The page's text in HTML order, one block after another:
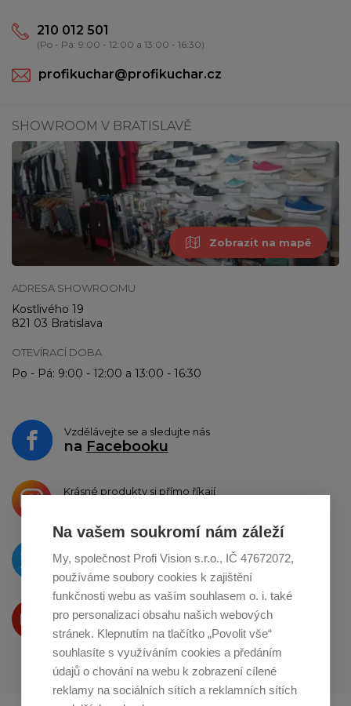
210 012 501
(Po - Pá: 9:00 - 12:00 a 13:00 - 16:30)
profikuchar@profikuchar.cz
SHOWROOM V BRATISLAVĚ
Zobrazit na mapě
ADRESA SHOWROOMU
Kostlivého 19
821 03 Bratislava
OTEVÍRACÍ DOBA
Po - Pá: 9:00 - 12:00 a 13:00 - 16:30
Vzdělávejte se a sledujte nás
na Facebooku
Krásné produkty si přímo říkají
O novinkách píšeme
naTwitteru
Produkty Vám představujeme
na Youtube
Na vašem soukromí nám záleží
My, společnost Profi Vision s.r.o., IČ 47672072,
používáme soubory cookies k zajištění
funkčnosti webu as vaším souhlasem o. i. také
pro personalizaci obsahu našich webových
stránek. Klepnutím na tlačítko „Povolit vše“
souhlasíte s využíváním cookies a předáním
údajů o chování na webu k zobrazení cílené
reklamy na sociálních sítích a reklamních sítích